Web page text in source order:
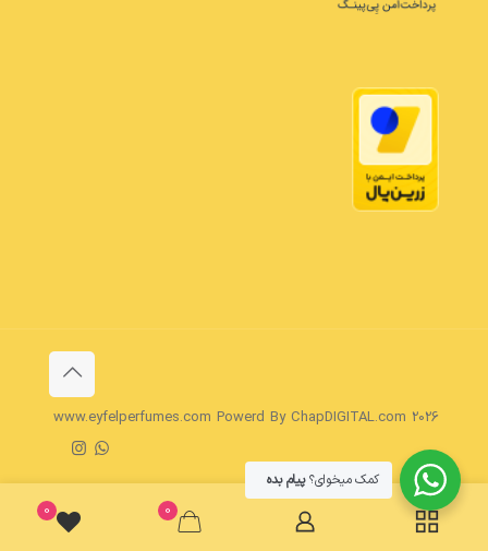
www.eyfelperfumes.com Powerd By ChapDIGITAL.com 2026
0
0
کمک میخوای؟پیام بده